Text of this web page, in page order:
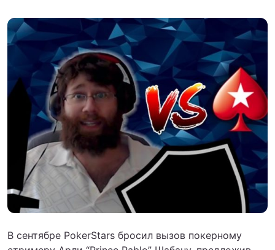
В сентябре PokerStars бросил вызов покерному